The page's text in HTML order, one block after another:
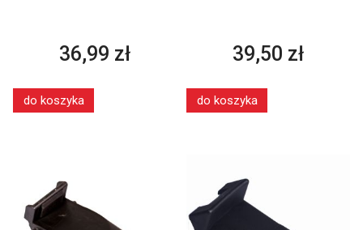
36,99 zł
do koszyka
39,50 zł
do koszyka